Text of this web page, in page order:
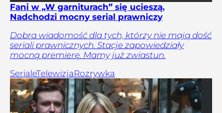
Fani w „W garniturach” się ucieszą.
Nadchodzi mocny serial prawniczy
Dobra wiadomość dla tych, którzy nie mają dość
seriali prawnicznych. Stacje zapowiedziały
mocną premierę. Mamy już zwiastun.
SerialeTelewizjaRozrywka